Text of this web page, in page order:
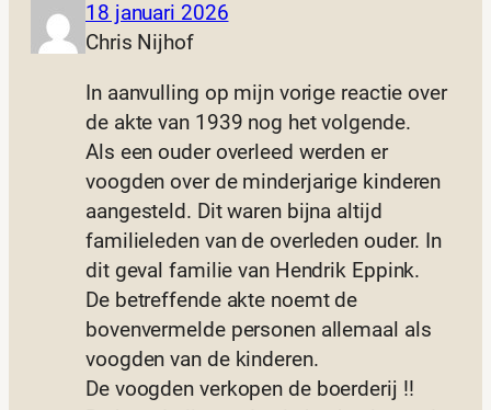
18 januari 2026
Chris Nijhof
In aanvulling op mijn vorige reactie over
de akte van 1939 nog het volgende.
Als een ouder overleed werden er
voogden over de minderjarige kinderen
aangesteld. Dit waren bijna altijd
familieleden van de overleden ouder. In
dit geval familie van Hendrik Eppink.
De betreffende akte noemt de
bovenvermelde personen allemaal als
voogden van de kinderen.
De voogden verkopen de boerderij !!